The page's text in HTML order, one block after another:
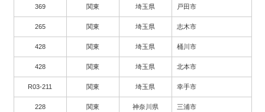
369 関東 埼玉県 戸田市
265 関東 埼玉県 志木市
428 関東 埼玉県 桶川市
428 関東 埼玉県 北本市
R03-211 関東 埼玉県 幸手市
228 関東 神奈川県 三浦市